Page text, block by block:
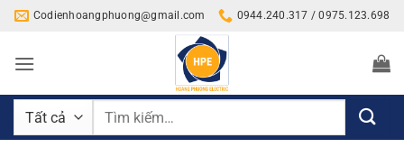
Bỏ
nội
Codienhoangphuong@gmail.com 0944.240.317 / 0975.123.698
Tìm